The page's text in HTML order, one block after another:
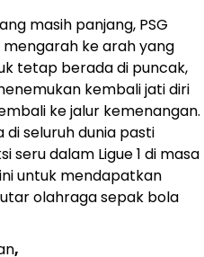
masih panjang, PSG
mengarah ke arah yang
tetap berada di puncak,
kembali jati diri
ke jalur kemenangan.
seluruh dunia pasti
seru dalam Ligue 1 di masa
untuk mendapatkan
olahraga sepak bola
,